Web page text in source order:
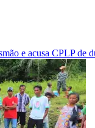
e acusa CPLP de